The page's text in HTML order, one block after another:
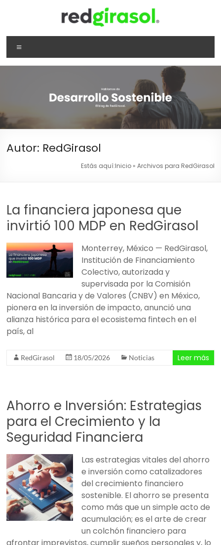
RedGirasol
CMS
Autor: RedGirasol
Estás aquí:Inicio» Archivos para RedGirasol
La financiera japonesa que
invirtió 100 MDP en RedGirasol
Monterrey, México — RedGirasol,
Institución de Financiamiento
Colectivo, autorizada y
supervisada por la Comisión
Nacional Bancaria y de Valores (CNBV) en México,
pionera en la inversión de impacto, anunció una
alianza histórica para el ecosistema fintech en el
país, al
RedGirasol 18/05/2026 Noticias Leer más
Ahorro e Inversión: Estrategias
para el Crecimiento y la
Seguridad Financiera
Las estrategias vitales del ahorro
e inversión como catalizadores
del crecimiento financiero
sostenible. El ahorro se presenta
como más que un simple acto de
acumulación; es el arte de crear
un colchón financiero para